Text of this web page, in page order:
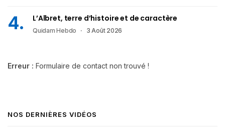
L’Albret, terre d’histoire et de caractère
Quidam Hebdo 3 Août 2026
Erreur : Formulaire de contact non trouvé !
NOS DERNIÈRES VIDÉOS